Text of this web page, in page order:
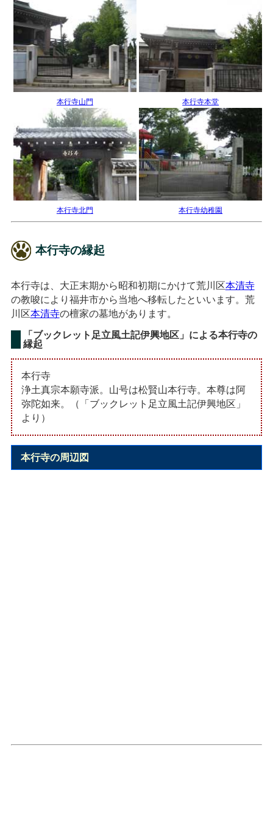
本行寺山門 本行寺本堂
本行寺北門 本行寺幼稚園
本行寺の縁起
本行寺は、大正末期から昭和初期にかけて荒川区本清寺
の教唆により福井市から当地へ移転したといいます。荒
川区本清寺の檀家の墓地があります。
「ブックレット足立風土記伊興地区」による本行寺の
縁起
本行寺
浄土真宗本願寺派。山号は松賢山本行寺。本尊は阿
弥陀如来。（「ブックレット足立風土記伊興地区」
より）
本行寺の周辺図